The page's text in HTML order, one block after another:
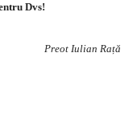
Dvs!
Preot Iulian Rață